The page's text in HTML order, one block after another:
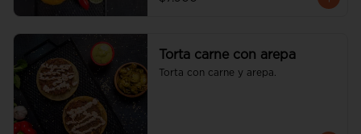
Torta carne con arepa
Torta con carne y arepa.